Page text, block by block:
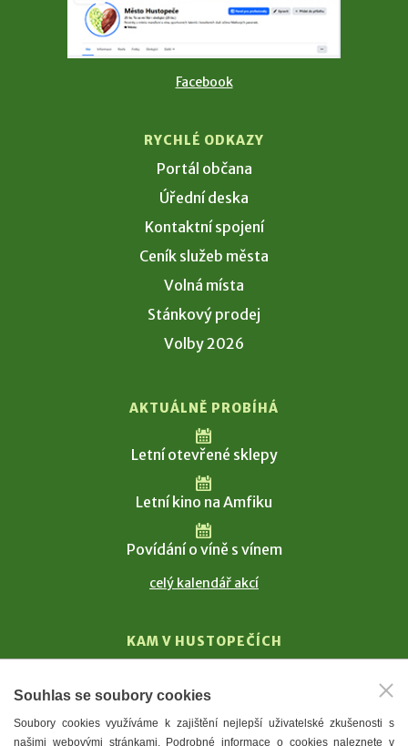
Facebook
RYCHLÉ ODKAZY
Portál občana
Úřední deska
Kontaktní spojení
Ceník služeb města
Volná místa
Stánkový prodej
Volby 2026
AKTUÁLNĚ PROBÍHÁ
Letní otevřené sklepy
Letní kino na Amfiku
Povídání o víně s vínem
celý kalendář akcí
KAM V HUSTOPEČÍCH
T. G. Masaryk
Mandloně
Souhlas se soubory cookies
Soubory cookies využíváme k zajištění nejlepší uživatelské zkušenosti s
našimi webovými stránkami. Podrobné informace o cookies naleznete v